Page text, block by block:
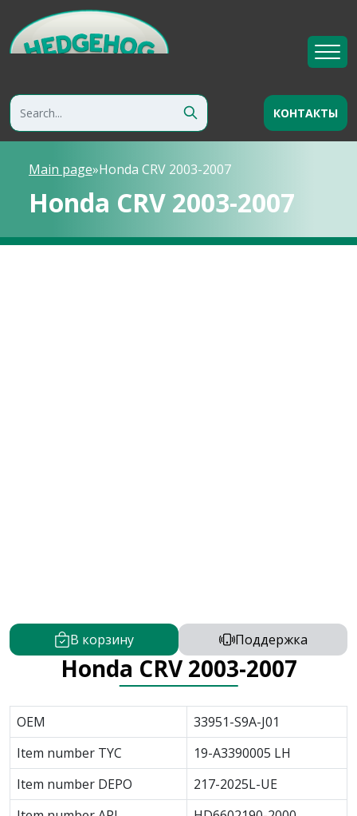
КОНТАКТЫ
Main page»Honda CRV 2003-2007
Honda CRV 2003-2007
В корзину Поддержка
Honda CRV 2003-2007
OEM
33951-S9A-J01
Item number TYC
19-A3390005 LH
Item number DEPO
217-2025L-UE